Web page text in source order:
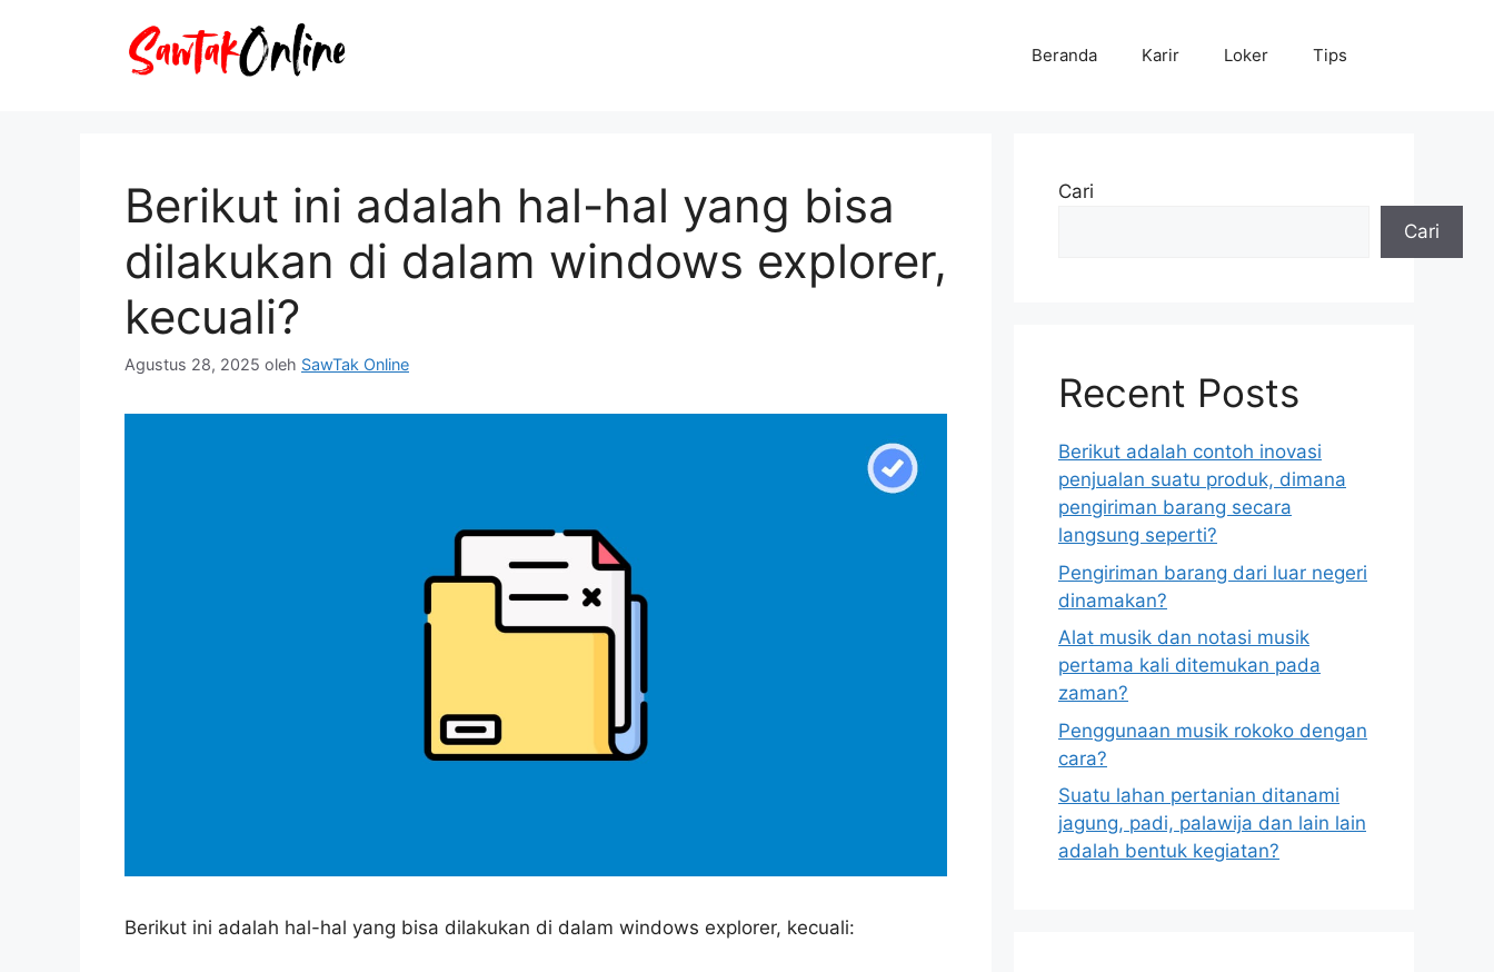
Beranda Karir Loker Tips
Berikut ini adalah hal-hal yang bisa
dilakukan di dalam windows explorer,
kecuali?
Agustus 28, 2025 oleh SawTak Online
Berikut ini adalah hal-hal yang bisa dilakukan di dalam windows explorer, kecuali:
Cari
Cari
Recent Posts
Berikut adalah contoh inovasi
penjualan suatu produk, dimana
pengiriman barang secara
langsung seperti?
Pengiriman barang dari luar negeri
dinamakan?
Alat musik dan notasi musik
pertama kali ditemukan pada
zaman?
Penggunaan musik rokoko dengan
cara?
Suatu lahan pertanian ditanami
jagung, padi, palawija dan lain lain
adalah bentuk kegiatan?